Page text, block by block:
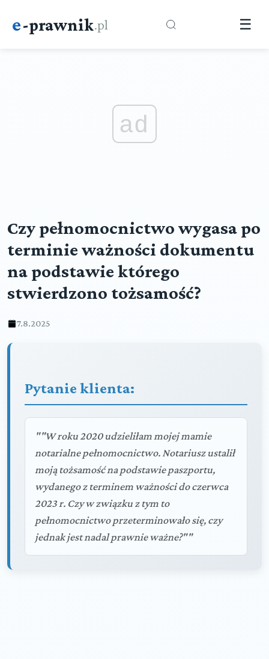
e-prawnik.pl ☰
ad
Czy pełnomocnictwo wygasa po
terminie ważności dokumentu
na podstawie którego
stwierdzono tożsamość?
7.8.2025
Pytanie klienta:
""W roku 2020 udzieliłam mojej mamie
notarialne pełnomocnictwo. Notariusz ustalił
moją tożsamość na podstawie paszportu,
wydanego z terminem ważności do czerwca
2023 r. Czy w związku z tym to
pełnomocnictwo przeterminowało się, czy
jednak jest nadal prawnie ważne?""